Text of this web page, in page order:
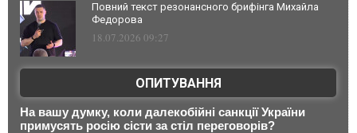
Повний текст резонансного брифінга Михайла
Федорова
18.07.2026 09:27
ОПИТУВАННЯ
На вашу думку, коли далекобійні санкції України
примусять росію сісти за стіл переговорів?